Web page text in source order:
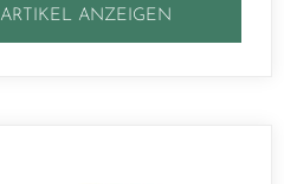
ARTIKEL ANZEIGEN